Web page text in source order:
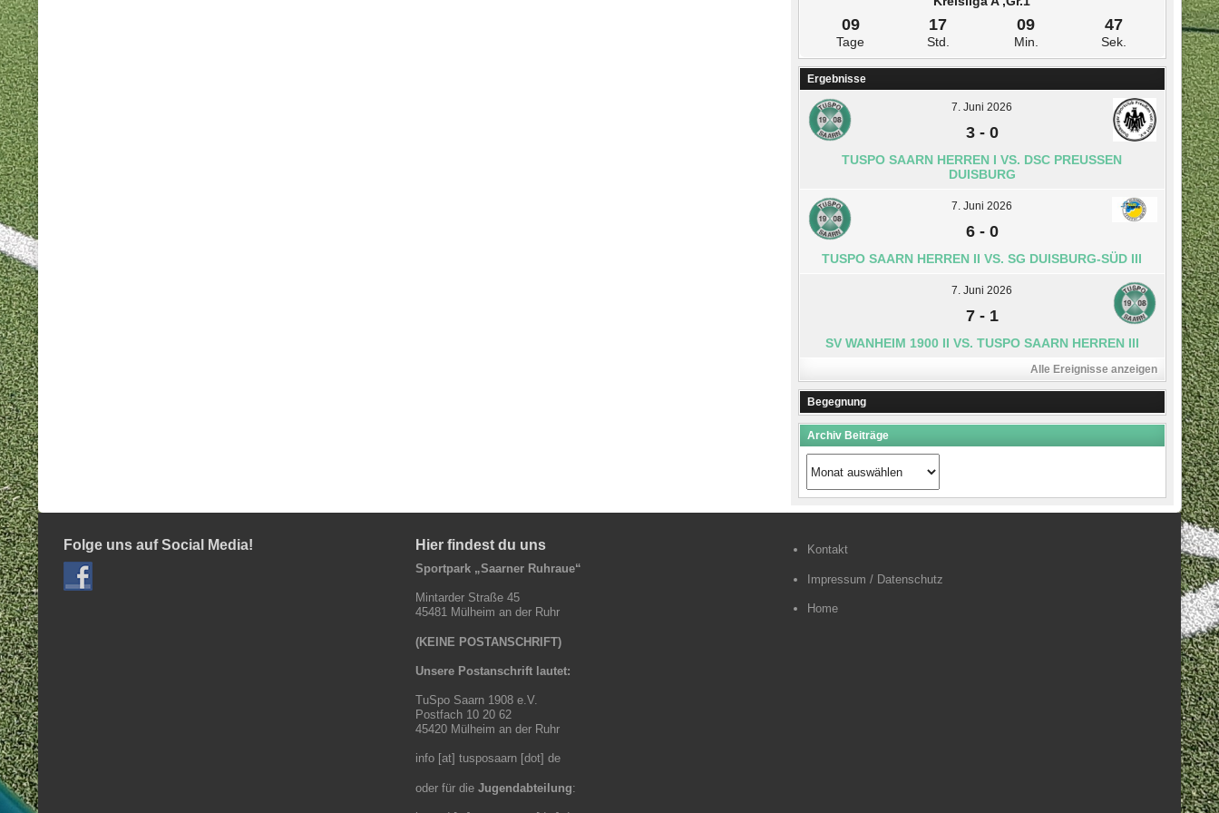
09
Tage
17
Std.
09
Min.
47
Sek.
Ergebnisse
7. Juni 2026
3- 0
TUSPO SAARN HERREN I VS. DSC PREUSSEN D
UISBURG
7. Juni 2026
6- 0
TUSPO SAARN HERREN II VS. SG DUISBURG-SÜD III
7. Juni 2026
7- 1
SV WANHEIM 1900 II VS. TUSPO SAARN HERREN III
Alle Ereignisse anzeigen
Begegnung
Archiv Beiträge
Archiv
Beiträge
Folge uns auf Social Media! Hier findest du uns
Sportpark „Saarner Ruhraue“
Mintarder Straße 45
45481 Mülheim an der Ruhr
(KEINE POSTANSCHRIFT)
Unsere Postanschrift lautet:
TuSpo Saarn 1908 e.V.
Postfach 10 20 62
45420 Mülheim an der Ruhr
info [at] tusposaarn [dot] de
oder für die Jugendabteilung:
Kontakt
Impressum / Datenschutz
Home